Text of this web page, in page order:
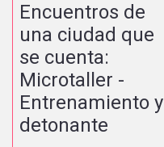
Encuentros de
una ciudad que
se cuenta:
Microtaller -
Entrenamiento y
detonante